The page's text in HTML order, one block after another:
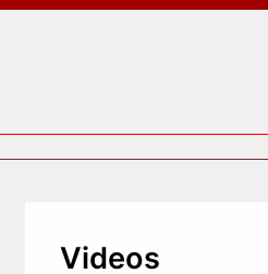
Videos